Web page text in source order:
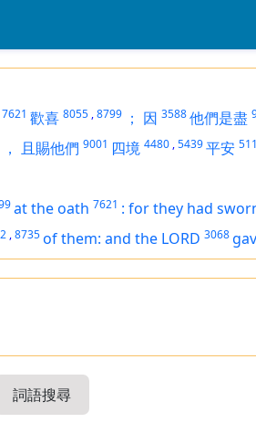
7621 歡喜 8055 ,8799 ； 因 3588他們是盡
， 且賜他們 9001 四境 4480 ,5439平安
at the oath 7621 : for they had
,8735of them: and the LORD 3068
詞語搜尋